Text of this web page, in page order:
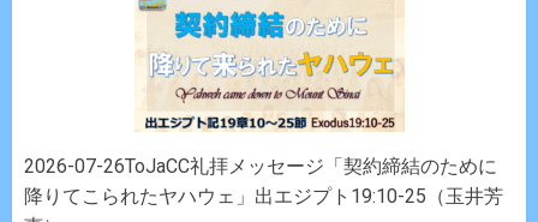
2026-07-26ToJaCC礼拝メッセージ「契約締結のために
降りてこられたヤハウェ」出エジプト19:10-25（玉井芳